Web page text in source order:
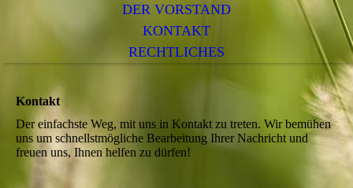
DER VORSTAND
KONTAKT
RECHTLICHES
Kontakt
Der einfachste Weg, mit uns in Kontakt zu treten. Wir bemühen
uns um schnellstmögliche Bearbeitung Ihrer Nachricht und
freuen uns, Ihnen helfen zu dürfen!